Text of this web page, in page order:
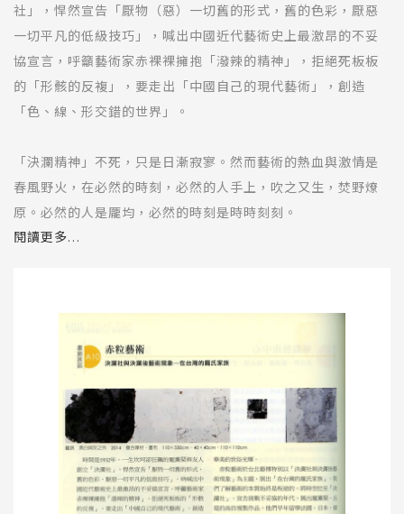
社」，悍然宣告「厭物（惡）一切舊的形式，舊的色彩，厭惡
一切平凡的低級技巧」，喊出中國近代藝術史上最激昂的不妥
協宣言，呼籲藝術家赤裸裸擁抱「潑辣的精神」，拒絕死板板
的「形骸的反複」，要走出「中國自己的現代藝術」，創造
「色、線、形交錯的世界」。
「決瀾精神」不死，只是日漸寂寥。然而藝術的熱血與激情是
春風野火，在必然的時刻，必然的人手上，吹之又生，焚野燎
原。必然的人是龎均，必然的時刻是時時刻刻。
切的挑戰與挑釁；非常寧靜，因為這同時意味著追求內在精神
傳承，而不是華美的世俗理。
赤粒藝術於台北藝術特別以「決瀾社與決瀾後藝術現象」為主
題，展出「在台灣的龎氏家族」。我們瞭解藝術的本質始終是
叛逆的，將時空拉至「決瀾社」，宣告挑戰不妥協的年代，展
出龎薰琹，丘堤的高仿複製作品，他們早年留學法國、日本，
接受了20世紀初歐洲流派的影響，努力將西方繪畫元素融入到
閱讀更多...